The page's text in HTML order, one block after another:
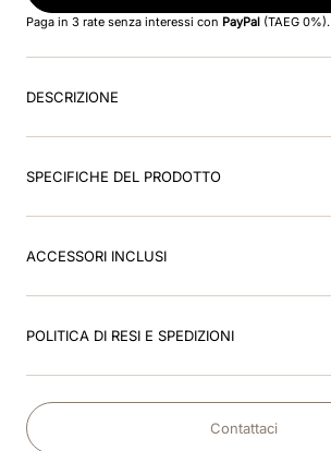
9.kep nero
Paga in 3 rate senza interessi con PayPal (TAEG 0%).
DESCRIZIONE
SPECIFICHE DEL PRODOTTO
ACCESSORI INCLUSI
POLITICA DI RESI E SPEDIZIONI
Contattaci